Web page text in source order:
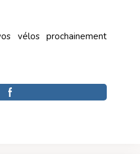
vélos prochainement